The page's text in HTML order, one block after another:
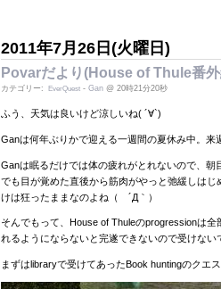
2011年7月26日(火曜日)
Povarだより(House of Thule番外
カテゴリー: EverQuest - Gan @ 20時21分20秒
ふう、天気は良いけど涼しいね( ´∀`)
Ganは何年ぶりかで迎える一週間の夏休み中。来
Ganは眠るだけでは体の疲れがとれないので、朝
でも目が覚めた直後から筋肉がやっと弛緩しは
けは狂ったままなのよね（ ´Д｀）
そんでもって、House of Thuleのprogressionは
れるようにならないと完遂できないので受けない
まずはlibraryで受けてあったBook huntingのクエ